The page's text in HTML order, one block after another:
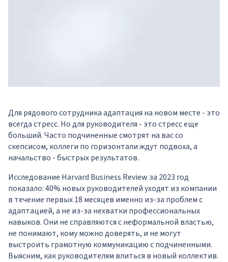
Для рядового сотрудника адаптация на новом месте - это
всегда стресс. Но для руководителя - это стресс еще
больший. Часто подчиненные смотрят на вас со
скепсисом, коллеги по горизонтали ждут подвоха, а
начальство - быстрых результатов.
Исследование Harvard Business Review за 2023 год
показало: 40% новых руководителей уходят из компании
в течение первых 18 месяцев именно из-за проблем с
адаптацией, а не из-за нехватки профессиональных
навыков. Они не справляются с неформальной властью,
не понимают, кому можно доверять, и не могут
выстроить грамотную коммуникацию с подчиненными.
Выясним, как руководителям влиться в новый коллектив.